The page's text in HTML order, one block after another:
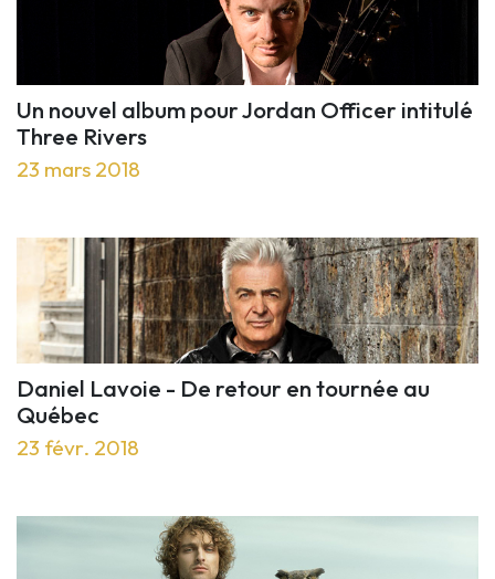
Un nouvel album pour Jordan Officer intitulé
Three Rivers
23 mars 2018
Daniel Lavoie - De retour en tournée au
Québec
23 févr. 2018